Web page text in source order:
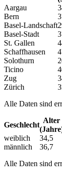
Aargau
Bern
Basel-Landschaft
Basel-Stadt
St. Gallen
Schaffhausen
Solothurn
Ticino
Zug
Zürich
Alle Daten sind
Geschlecht
Alter
weiblich
34,5
männlich
36,7
Alle Daten sind